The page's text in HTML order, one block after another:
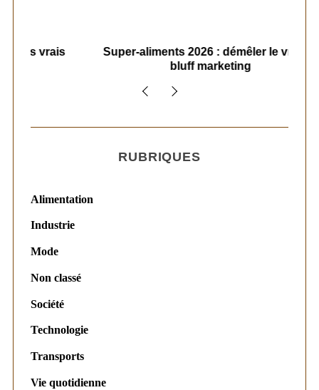
Super-aliments 2026 : démêler le vrai du
bluff marketing
RUBRIQUES
Alimentation
Industrie
Mode
Non classé
Société
Technologie
Transports
Vie quotidienne